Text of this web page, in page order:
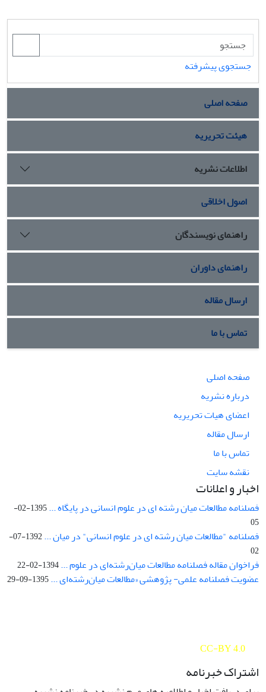
جستجوی پیشرفته
صفحه اصلی
هیئت تحریریه
اطلاعات نشریه
اصول اخلاقی
راهنمای نویسندگان
راهنمای داوران
ارسال مقاله
تماس با ما
صفحه اصلی
درباره نشریه
اعضای هیات تحریریه
ارسال مقاله
تماس با ما
نقشه سایت
اخبار و اعلانات
فصلنامه مطالعات میان رشته ای در علوم انسانی در پایگاه ...
1395-02-
05
فصلنامه "مطالعات میان رشته ای در علوم انسانی" در میان ...
1392-07-
02
فراخوان مقاله فصلنامه مطالعات میان‌رشته‌ای در علوم ...1394-02-22
عضویت فصلنامه علمی- پژوهشی «مطالعات میان‌رشته‌ای ...1395-09-29
CC-BY 4.0
اشتراک خبرنامه